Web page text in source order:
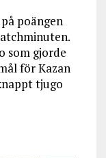
poängen
som gjorde
för Kazan
tjugo